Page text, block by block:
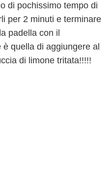
di pochissimo tempo di
per 2 minuti e terminare
padella con il
quella di aggiungere al
di limone tritata!!!!!